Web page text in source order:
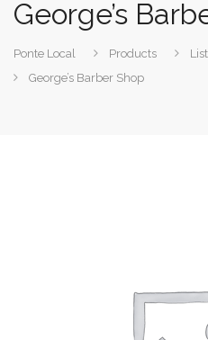
George’s
Ponte Local Products
George’s Barber Shop